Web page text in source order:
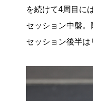
を続けて4周目に
セッション中盤
セッション後半